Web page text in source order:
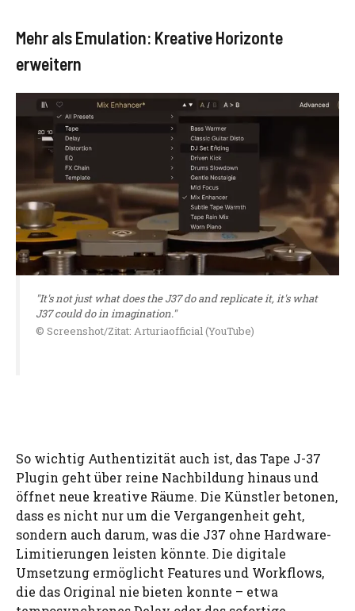
Mehr als Emulation: Kreative Horizonte
erweitern
"It's not just what does the J37 do and replicate it, it's what
J37 could do in imagination."
© Screenshot/Zitat: Arturiaofficial (YouTube)
So wichtig Authentizität auch ist, das Tape J-37
Plugin geht über reine Nachbildung hinaus und
öffnet neue kreative Räume. Die Künstler betonen,
dass es nicht nur um die Vergangenheit geht,
sondern auch darum, was die J37 ohne Hardware-
Limitierungen leisten könnte. Die digitale
Umsetzung ermöglicht Features und Workflows,
die das Original nie bieten konnte – etwa